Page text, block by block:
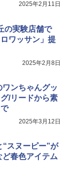
2025年2月11日
の実験店舗で
ワッサン」提
2025年2月8日
ンちゃんグッ
/リードから素
2025年3月12日
スヌーピー”が
春色アイテム